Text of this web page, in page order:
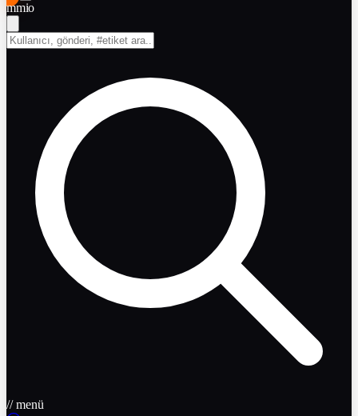
mmio
// menü